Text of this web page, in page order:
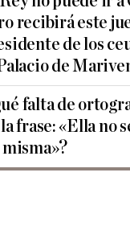
recibirá este
de los
de
falta de
frase: «Ella no
misma»?